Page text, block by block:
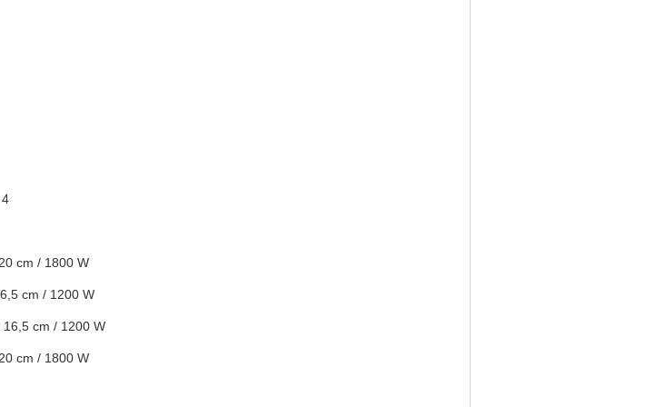
cm / 1800 W
cm / 1200 W
cm / 1200 W
cm / 1800 W